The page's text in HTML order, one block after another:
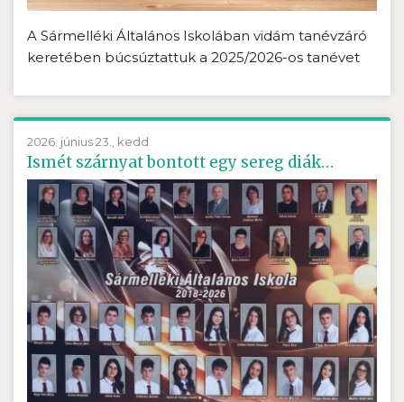
A Sármelléki Általános Iskolában vidám tanévzáró
keretében búcsúztattuk a 2025/2026-os tanévet
2026. június 23., kedd
Ismét szárnyat bontott egy sereg diák…